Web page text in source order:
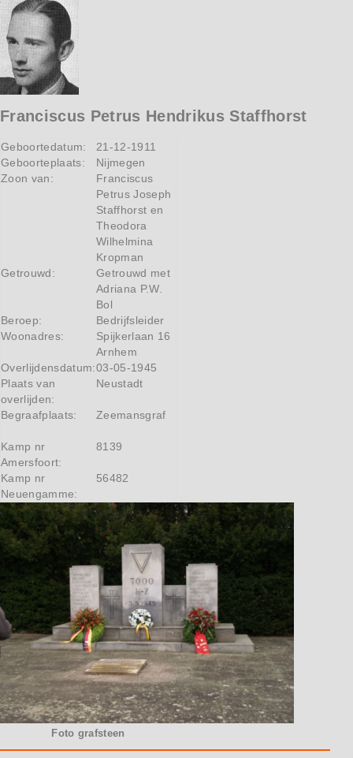
Franciscus Petrus Hendrikus Staffhorst
Geboortedatum:
21-12-1911
Geboorteplaats:
Nijmegen
Zoon van:
Franciscus
Petrus Joseph
Staffhorst en
Theodora
Wilhelmina
Kropman
Getrouwd:
Getrouwd met
Adriana P.W.
Bol
Beroep:
Bedrijfsleider
Woonadres:
Spijkerlaan 16
Arnhem
Overlijdensdatum:03-05-1945
Plaats van
overlijden:
Neustadt
Begraafplaats: Zeemansgraf
Kamp nr
Amersfoort:
8139
Kamp nr
Neuengamme:
56482
Foto grafsteen